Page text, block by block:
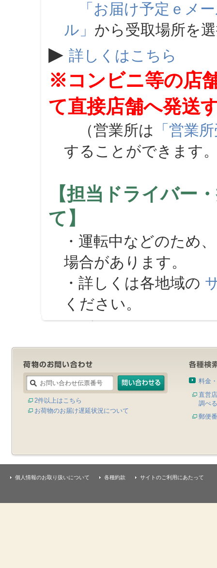
「お届け予定ｅメ
ル」 から受取場所を
▶ 詳しくはこちら
※コンビニ等の店
て直接店舗へ発送
（営業所は 「営業
することができます
【担当ドライバー
て】
・運転中などのため
場合があります。
・詳しくは各地域の
ください。
2件以上はこちら
お荷物のお届け遅延状況について
料金
直営
調べる
郵便
個人情報のお取り扱いについて 各種約款 サイトのご利用にあたって